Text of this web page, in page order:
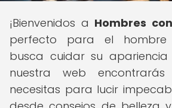
¡Bienvenidos a Hombres
perfecto para el hombre
busca cuidar su apariencia
nuestra web
necesitas para lucir